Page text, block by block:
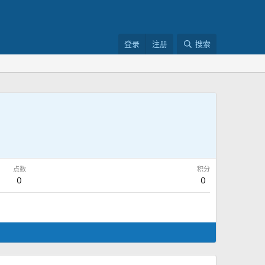
登录 注册 搜索
点数
0
积分
0